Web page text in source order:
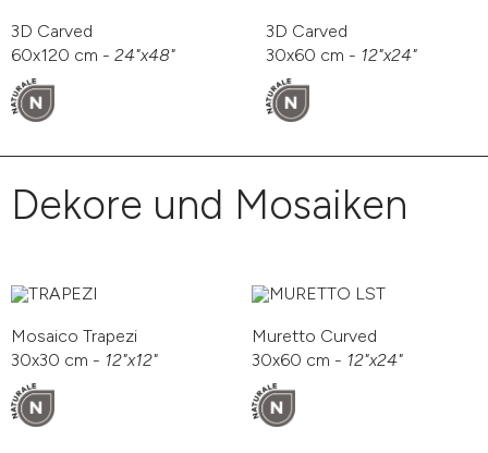
3D Carved
60x120 cm - 24"x48"
3D Carved
30x60 cm - 12"x24"
Dekore und Mosaiken
Mosaico Trapezi
30x30 cm - 12"x12"
Muretto Curved
30x60 cm - 12"x24"